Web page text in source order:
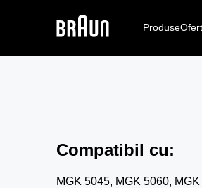
Produse
Compatibil cu:
MGK 5045, MGK 5060,